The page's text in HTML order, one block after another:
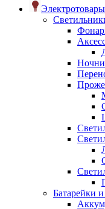
Электротовары
Батарейки